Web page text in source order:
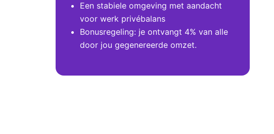
Een stabiele omgeving met aandacht
voor werk privébalans
Bonusregeling: je ontvangt 4% van alle
door jou gegenereerde omzet.